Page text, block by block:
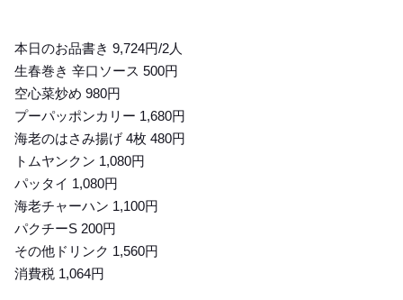
本日のお品書き 9,724円/2人
生春巻き 辛口ソース 500円
空心菜炒め 980円
プーパッポンカリー 1,680円
海老のはさみ揚げ 4枚 480円
トムヤンクン 1,080円
パッタイ 1,080円
海老チャーハン 1,100円
パクチーS 200円
その他ドリンク 1,560円
消費税 1,064円